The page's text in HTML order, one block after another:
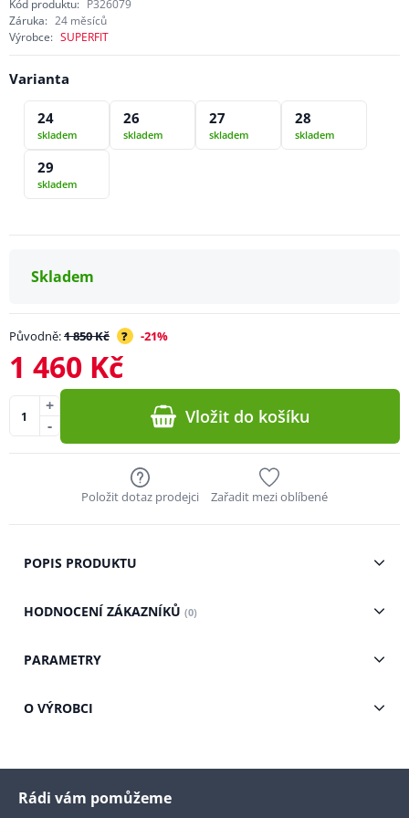
Kód produktu: P326079
Záruka: 24 měsíců
Výrobce: SUPERFIT
Varianta
24
skladem
26
skladem
27
skladem
28
skladem
29
skladem
Skladem
Původně:1 850 Kč ? -21%
1 460 Kč
-
+ Vložit do košíku
Položit dotaz prodejci Zařadit mezi oblíbené
POPIS PRODUKTU
HODNOCENÍ ZÁKAZNÍKŮ (0)
PARAMETRY
O VÝROBCI
Rádi vám pomůžeme